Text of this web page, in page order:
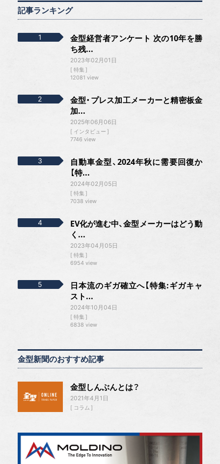
記事ランキング
金型経営者アンケート 次の10年を勝
ち残...
2023年02月01日
特集
12081 view
金型・プレス加工メーカーと精密板金
加...
2025年06月06日
インタビュー
7746 view
自動車金型、2024年秋に需要回復か
【特...
2024年02月05日
特集
7038 view
EV化が進む中、金型メーカーはどう動
く...
2023年04月05日
特集
6954 view
日本流のギガ確立へ【特集:ギガキャ
スト...
2024年10月04日
特集
6838 view
金型新聞のおすすめ記事
金型しんぶんとは？
2021年4月1日
コラム